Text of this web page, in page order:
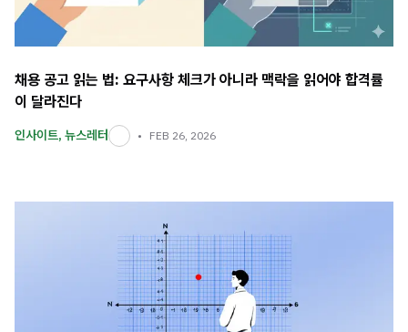
채용 공고 읽는 법: 요구사항 체크가 아니라 맥락을 읽어야 합격률
이 달라진다
인사이트, 뉴스레터 FEB 26, 2026